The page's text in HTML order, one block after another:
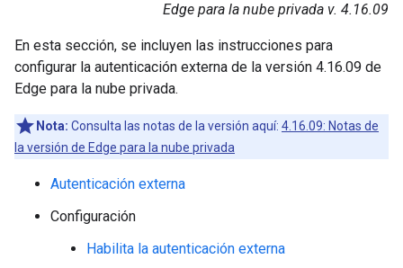
Edge para la nube privada v. 4.16.09
En esta sección, se incluyen las instrucciones para
configurar la autenticación externa de la versión 4.16.09 de
Edge para la nube privada.
Nota: Consulta las notas de la versión aquí: 4.16.09: Notas de
la versión de Edge para la nube privada
Autenticación externa
Configuración
Habilita la autenticación externa